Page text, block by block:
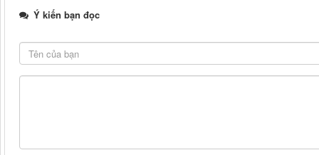
Ý kiến bạn đọc